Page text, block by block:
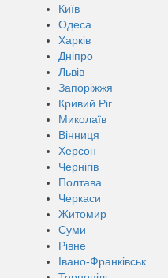
Київ
Одеса
Харків
Дніпро
Львів
Запоріжжя
Кривий Ріг
Миколаїв
Вінниця
Херсон
Чернігів
Полтава
Черкаси
Житомир
Суми
Рівне
Івано-Франківськ